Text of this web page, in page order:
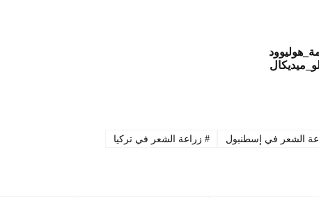
الشعر في إسطنبول # زراعة الشعر في تركيا